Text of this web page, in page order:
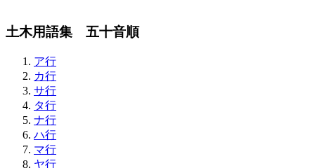
土木用語集 五十音順
ア行
カ行
サ行
タ行
ナ行
ハ行
マ行
ヤ行